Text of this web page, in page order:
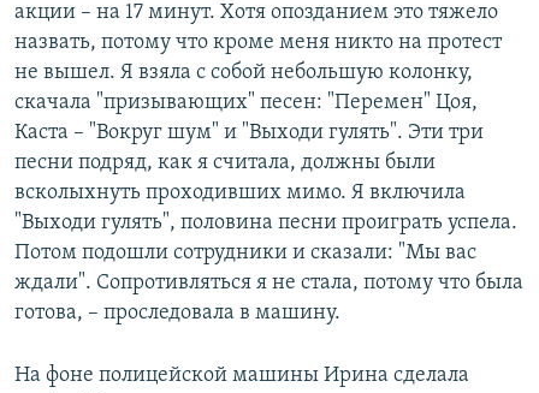
акции – на 17 минут. Хотя опозданием это тяжело
назвать, потому что кроме меня никто на протест
не вышел. Я взяла с собой небольшую колонку,
скачала "призывающих" песен: "Перемен" Цоя,
Каста – "Вокруг шум" и "Выходи гулять". Эти три
песни подряд, как я считала, должны были
всколыхнуть проходивших мимо. Я включила
"Выходи гулять", половина песни проиграть успела.
Потом подошли сотрудники и сказали: "Мы вас
ждали". Сопротивляться я не стала, потому что была
готова, – проследовала в машину.
На фоне полицейской машины Ирина сделала